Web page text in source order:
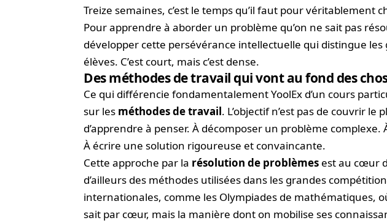
Treize semaines, c’est le temps qu’il faut pour véritablement
Pour apprendre à aborder un problème qu’on ne sait pas
développer cette persévérance intellectuelle qui distingue
élèves. C’est court, mais c’est dense.
Des méthodes de travail qui vont au fond des
Ce qui différencie fondamentalement YoolEx d’un cours
sur les méthodes de travail. L’objectif n’est pas de couvrir
d’apprendre à penser. À décomposer un problème
À écrire une solution rigoureuse et convaincante.
Cette approche par la résolution de problèmes est au cœur
d’ailleurs des méthodes utilisées dans les grandes
internationales, comme les Olympiades de mathématiques,
sait par cœur, mais la manière dont on mobilise ses